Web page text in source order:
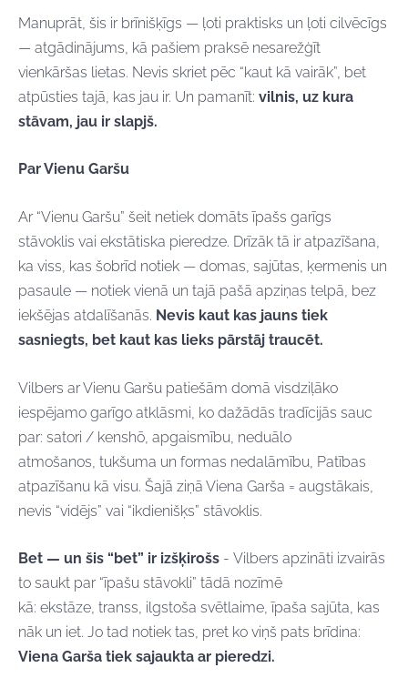
Manuprāt, šis ir brīnišķīgs — ļoti praktisks un ļoti cilvēcīgs
— atgādinājums, kā pašiem praksē nesarežģīt
vienkāršas lietas. Nevis skriet pēc “kaut kā vairāk”, bet
atpūsties tajā, kas jau ir. Un pamanīt: vilnis, uz kura
stāvam, jau ir slapjš.
Par Vienu Garšu
Ar “Vienu Garšu” šeit netiek domāts īpašs garīgs
stāvoklis vai ekstātiska pieredze. Drīzāk tā ir atpazīšana,
ka viss, kas šobrīd notiek — domas, sajūtas, ķermenis un
pasaule — notiek vienā un tajā pašā apziņas telpā, bez
iekšējas atdalīšanās. Nevis kaut kas jauns tiek
sasniegts, bet kaut kas lieks pārstāj traucēt.
Vilbers ar Vienu Garšu patiešām domā visdziļāko
iespējamo garīgo atklāsmi, ko dažādās tradīcijās sauc
par: satori / kenshō, apgaismību, neduālo
atmošanos, tukšuma un formas nedalāmību, Patības
atpazīšanu kā visu. Šajā ziņā Viena Garša = augstākais,
nevis “vidējs” vai “ikdienišķs” stāvoklis.
Bet — un šis “bet” ir izšķirošs - Vilbers apzināti izvairās
to saukt par “īpašu stāvokli” tādā nozīmē
kā: ekstāze, transs, ilgstoša svētlaime, īpaša sajūta, kas
nāk un iet. Jo tad notiek tas, pret ko viņš pats brīdina:
Viena Garša tiek sajaukta ar pieredzi.